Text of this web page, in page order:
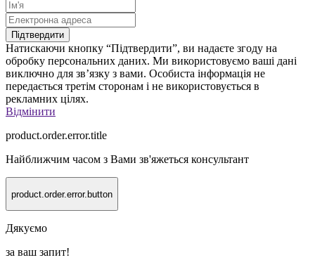
Підтвердити
Натискаючи кнопку “Підтвердити”, ви надаєте згоду на
обробку персональних даних. Ми використовуємо ваші дані
виключно для зв’язку з вами. Особиста інформація не
передається третім сторонам і не використовується в
рекламних цілях.
Відмінити
product.order.error.title
Найближчим часом з Вами зв'яжеться консультант
product.order.error.button
Дякуємо
за ваш запит!